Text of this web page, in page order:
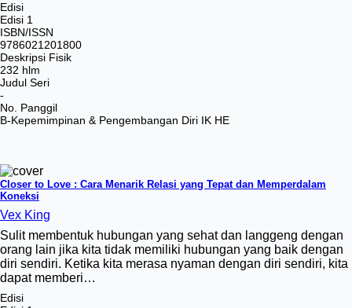
Edisi
Edisi 1
ISBN/ISSN
9786021201800
Deskripsi Fisik
232 hlm
Judul Seri
-
No. Panggil
B-Kepemimpinan & Pengembangan Diri IK HE
Closer to Love : Cara Menarik Relasi yang Tepat dan Memperdalam
Koneksi
Vex King
Sulit membentuk hubungan yang sehat dan langgeng dengan
orang lain jika kita tidak memiliki hubungan yang baik dengan
diri sendiri. Ketika kita merasa nyaman dengan diri sendiri, kita
dapat memberi…
Edisi